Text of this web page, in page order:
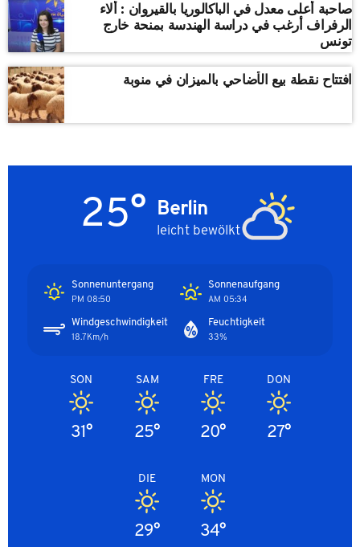
صاحبة أعلى معدل في الباكالوريا بالقيروان : ألاء
الرفراف أرغب في دراسة الهندسة بمنحة خارج
تونس
افتتاح نقطة بيع الأضاحي بالميزان في منوبة
Berlin
leicht bewölkt
25°
Sonnenaufgang
05:34 AM
Sonnenuntergang
08:50 PM
Feuchtigkeit
33%
Windgeschwindigkeit
18.7Km/h
DON
27°
FRE
20°
SAM
25°
SON
31°
MON
34°
DIE
29°